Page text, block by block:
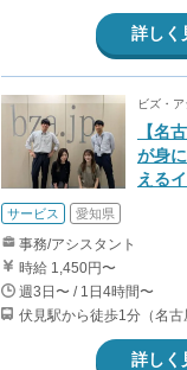
詳しく
ビズ・
【名
が身
える
サービス 愛知県
事務/アシスタント
時給 1,450円〜
週3日〜 / 1日4時間〜
詳しく